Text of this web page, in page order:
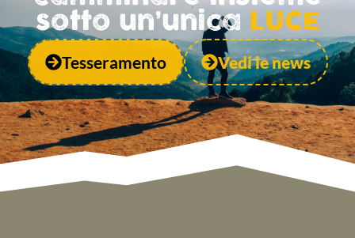
sotto un’unica LUCE
Tesseramento Vedi le news